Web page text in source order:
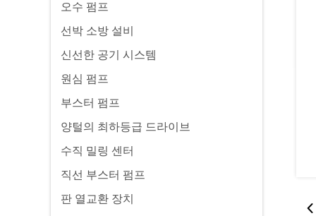
오수 펌프
선박 소방 설비
신선한 공기 시스템
원심 펌프
부스터 펌프
양털의 최하등급 드라이브
수직 밀링 센터
직선 부스터 펌프
판 열교환 장치